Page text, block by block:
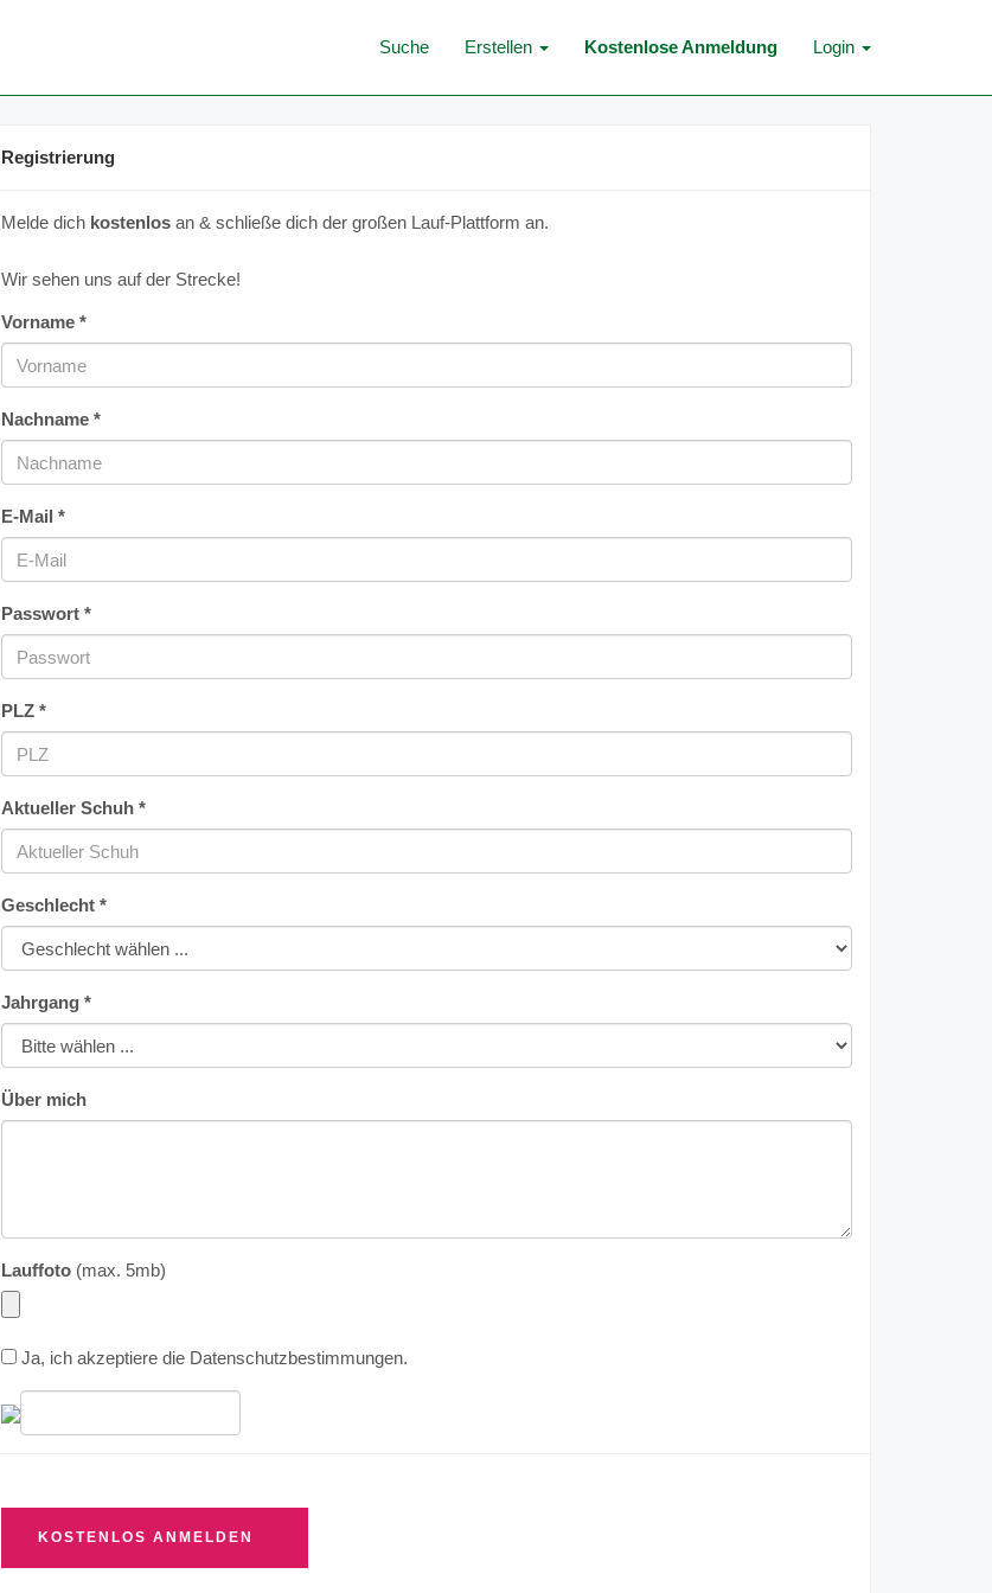
Suche Erstellen Kostenlose Anmeldung Login
Registrierung
Melde dich kostenlos an & schließe dich der großen Lauf-Plattform an.
Wir sehen uns auf der Strecke!
Vorname *
Nachname *
E-Mail *
Passwort *
PLZ *
Aktueller Schuh *
Geschlecht *
Jahrgang *
Über mich
Lauffoto (max. 5mb)
Ja, ich akzeptiere die Datenschutzbestimmungen.